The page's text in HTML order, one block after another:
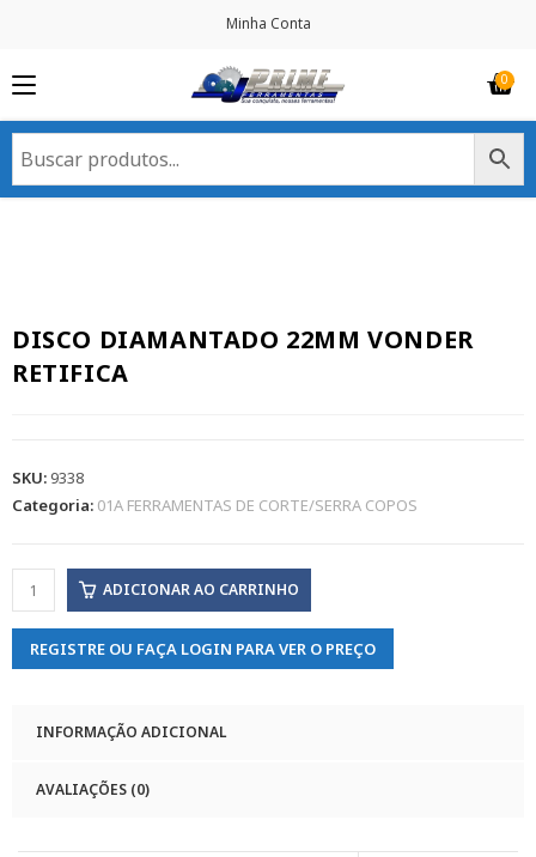
Minha Conta
DISCO DIAMANTADO 22MM VONDER
RETIFICA
SKU:9338
Categoria: 01A FERRAMENTAS DE CORTE/SERRA COPOS
ADICIONAR AO CARRINHO
REGISTRE OU FAÇA LOGIN PARA VER O PREÇO
INFORMAÇÃO ADICIONAL
AVALIAÇÕES (0)